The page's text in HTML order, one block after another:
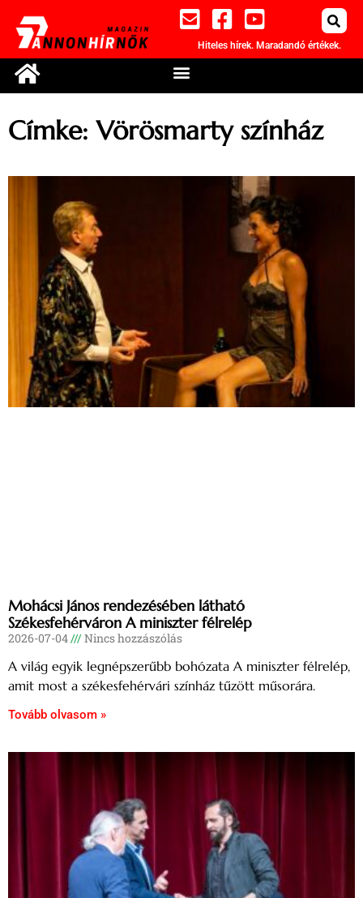
Hiteles hírek. Maradandó értékek.
Címke: Vörösmarty színház
Mohácsi János rendezésében látható
Székesfehérváron A miniszter félrelép
2026-07-04 Nincs hozzászólás
A világ egyik legnépszerűbb bohózata A miniszter félrelép,
amit most a székesfehérvári színház tűzött műsorára.
Tovább olvasom »